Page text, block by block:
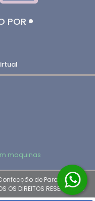
POR
maquinas
de Paramentos
DIREITOS RESERVADOS